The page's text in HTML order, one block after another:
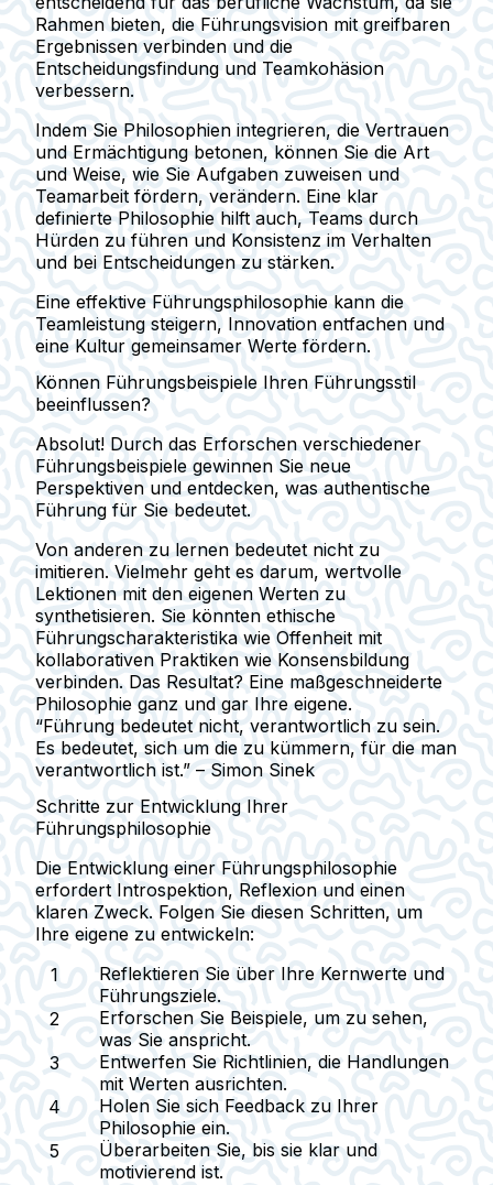
Rahmen bieten, die Führungsvision mit greifbaren
Ergebnissen verbinden und die
Entscheidungsfindung und Teamkohäsion
verbessern.
Indem Sie Philosophien integrieren, die Vertrauen
und Ermächtigung betonen, können Sie die Art
und Weise, wie Sie Aufgaben zuweisen und
Teamarbeit fördern, verändern. Eine klar
definierte Philosophie hilft auch, Teams durch
Hürden zu führen und Konsistenz im Verhalten
und bei Entscheidungen zu stärken.
Eine effektive Führungsphilosophie kann die
Teamleistung steigern, Innovation entfachen und
eine Kultur gemeinsamer Werte fördern.
Können Führungsbeispiele Ihren Führungsstil
beeinflussen?
Absolut! Durch das Erforschen verschiedener
Führungsbeispiele gewinnen Sie neue
Perspektiven und entdecken, was authentische
Führung für Sie bedeutet.
Von anderen zu lernen bedeutet nicht zu
imitieren. Vielmehr geht es darum, wertvolle
Lektionen mit den eigenen Werten zu
synthetisieren. Sie könnten ethische
Führungscharakteristika wie Offenheit mit
kollaborativen Praktiken wie Konsensbildung
verbinden. Das Resultat? Eine maßgeschneiderte
Philosophie ganz und gar Ihre eigene.
“Führung bedeutet nicht, verantwortlich zu sein.
Es bedeutet, sich um die zu kümmern, für die man
verantwortlich ist.” – Simon Sinek
Schritte zur Entwicklung Ihrer
Führungsphilosophie
Die Entwicklung einer Führungsphilosophie
erfordert Introspektion, Reflexion und einen
klaren Zweck. Folgen Sie diesen Schritten, um
Ihre eigene zu entwickeln:
Reflektieren Sie über Ihre Kernwerte und
Führungsziele.
Erforschen Sie Beispiele, um zu sehen,
was Sie anspricht.
Entwerfen Sie Richtlinien, die Handlungen
mit Werten ausrichten.
Holen Sie sich Feedback zu Ihrer
Philosophie ein.
Überarbeiten Sie, bis sie klar und
motivierend ist.